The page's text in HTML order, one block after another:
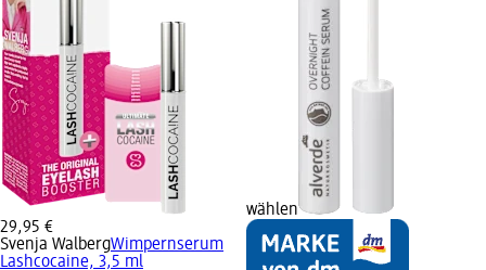
29,95 €
Svenja WalbergWimpernserum
Lashcocaine, 3,5 ml
wählen